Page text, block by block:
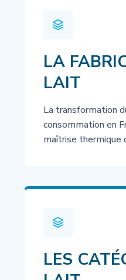
LA
LAIT
La transformation
consommation en
maîtrise thermique
LES